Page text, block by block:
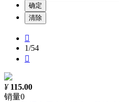
确定
清除

1/54

¥ 115.00
销量0